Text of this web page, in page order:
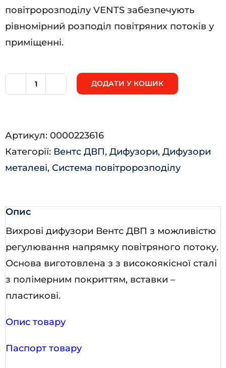
повітророзподілу VENTS забезпечують
рівномірний розподіл повітряних потоків у
приміщенні.
кількість
ДОДАТИ У КОШИК
Артикул: 0000223616
Категорії: Вентс ДВП, Дифузори, Дифузори
металеві, Система повітророзподілу
Опис
Вихрові дифузори Вентс ДВП з можливістю
регулювання напрямку повітряного потоку.
Основа виготовлена з з високоякісної сталі
з полімерним покриттям, вставки –
пластикові.
Опис товару
Паспорт товару